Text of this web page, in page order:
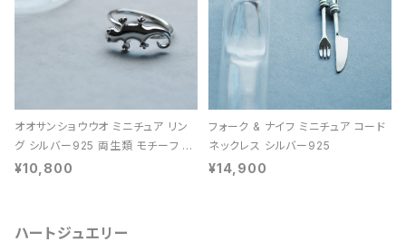
オオサンショウウオ ミニチュア リン
グ シルバー925 両生類 モチーフ レ
ディース ユニセックス
¥10,800
フォーク & ナイフ ミニチュア コード
ネックレス シルバー925
¥14,900
ハートジュエリー